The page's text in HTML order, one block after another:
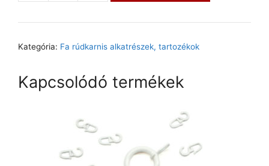
Kategória: Fa rúdkarnis alkatrészek, tartozékok
Kapcsolódó termékek